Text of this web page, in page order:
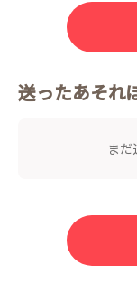
送ったあそれ
ま